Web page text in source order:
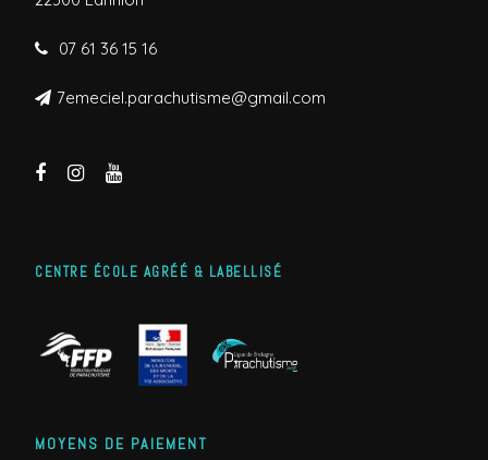
07 61 36 15 16
7emeciel.parachutisme@gmail.com
CENTRE ÉCOLE AGRÉÉ & LABELLISÉ
MOYENS DE PAIEMENT